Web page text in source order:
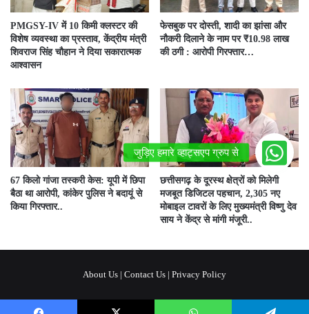
PMGSY-IV में 10 किमी क्लस्टर की
विशेष व्यवस्था का प्रस्ताव, केंद्रीय मंत्री
शिवराज सिंह चौहान ने दिया सकारात्मक
आश्वासन
फेसबुक पर दोस्ती, शादी का झांसा और
नौकरी दिलाने के नाम पर ₹10.98 लाख
की ठगी : आरोपी गिरफ्तार…
67 किलो गांजा तस्करी केस: यूपी में छिपा
बैठा था आरोपी, कांकेर पुलिस ने बदायूं से
किया गिरफ्तार..
छत्तीसगढ़ के दूरस्थ क्षेत्रों को मिलेगी
मजबूत डिजिटल पहचान, 2,305 नए
मोबाइल टावरों के लिए मुख्यमंत्री विष्णु देव
साय ने केंद्र से मांगी मंजूरी..
About Us | Contact Us | Privacy Policy